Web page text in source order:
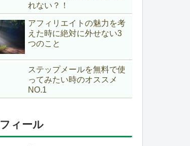
れない？！
アフィリエイトの魅力を考
えた時に絶対に外せない3
つのこと
ステップメールを無料で使
ってみたい時のオススメ
NO.1
ィール